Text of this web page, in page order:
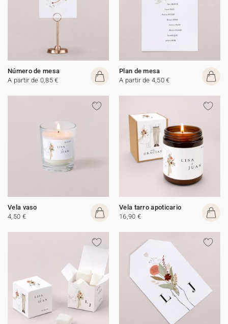
Número de mesa
A partir de 0,85 €
Plan de mesa
A partir de 4,50 €
Vela vaso
4,50 €
Vela tarro apoticario
16,90 €